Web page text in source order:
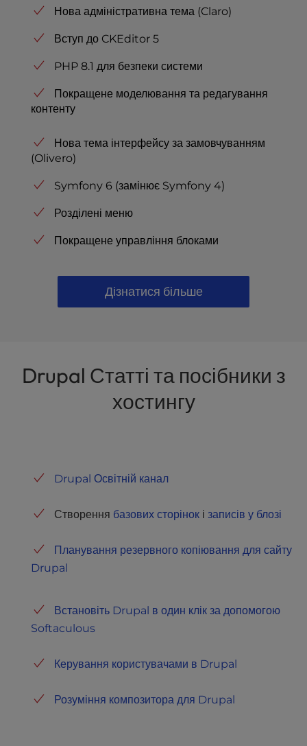
Нова адміністративна тема (Claro)
Вступ до CKEditor 5
PHP 8.1 для безпеки системи
Покращене моделювання та редагування
контенту
Нова тема інтерфейсу за замовчуванням
(Olivero)
Symfony 6 (замінює Symfony 4)
Розділені меню
Покращене управління блоками
Дізнатися більше
Drupal Статті та посібники з
хостингу
Drupal Освітній канал
Створення базових сторінок і записів у блозі
Планування резервного копіювання для сайту
Drupal
Встановіть Drupal в один клік за допомогою
Softaculous
Керування користувачами в Drupal
Розуміння композитора для Drupal